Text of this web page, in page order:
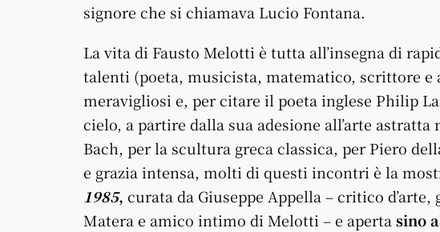
signore che si chiamava Lucio Fontana.
La vita di Fausto Melotti è tutta all’insegna di
talenti (poeta, musicista, matematico, scrittore
meravigliosi e, per citare il poeta inglese Philip
cielo, a partire dalla sua adesione all’arte
Bach, per la scultura greca classica, per Piero
e grazia intensa, molti di questi incontri è la
1985, curata da Giuseppe Appella – critico
Matera e amico intimo di Melot­ti – e aperta sino